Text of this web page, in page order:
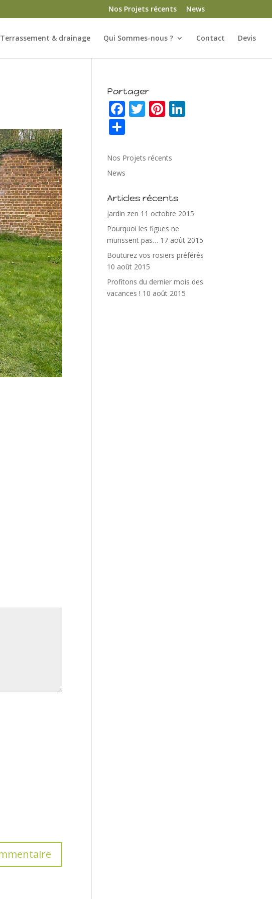
Nos Projets récents News
Terrassement & drainage Qui Sommes-nous ? Contact Devis
Partager
F
b
o
k
T
er
Pi
e
ta
er
Nos Projets récents
News
Articles récents
jardin zen 11 octobre 2015
Pourquoi les figues ne
murissent pas… 17 août 2015
Bouturez vos rosiers préférés
10 août 2015
Profitons du dernier mois des
vacances ! 10 août 2015